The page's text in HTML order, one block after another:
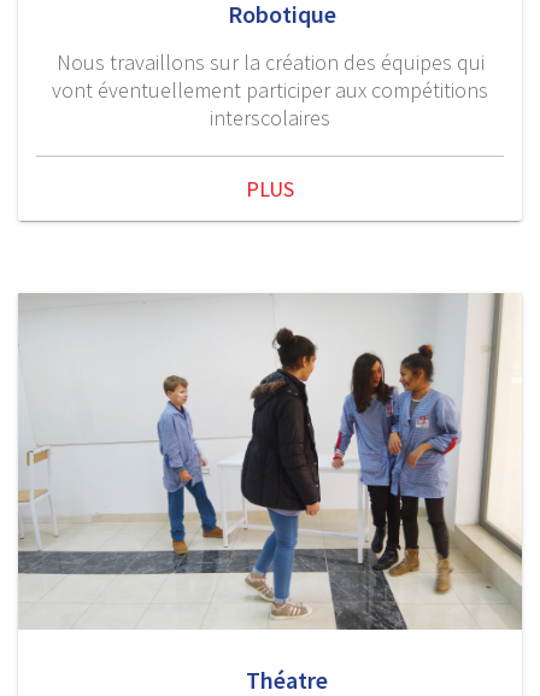
Robotique
Nous travaillons sur la création des équipes qui
vont éventuellement participer aux compétitions
interscolaires
PLUS
Théatre